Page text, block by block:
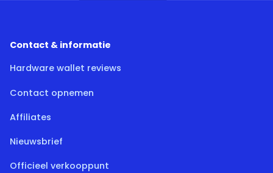
Contact & informatie
Hardware wallet reviews
Contact opnemen
Affiliates
Nieuwsbrief
Officieel verkooppunt